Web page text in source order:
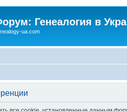
Генеалогия в
ua.com